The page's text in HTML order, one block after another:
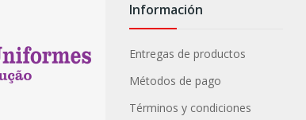
Información
Entregas de productos
Métodos de pago
Términos y condiciones